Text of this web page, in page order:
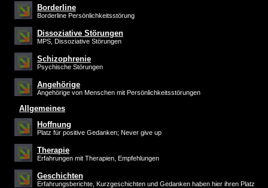
Borderline
Borderline Persönlichkeitsstörung
Dissoziative Störungen
MPS, Dissoziative Störungen
Schizophrenie
Psychische Störungen
Angehörige
Angehörige von Menschen mit Persönlichkeitsstörungen
Allgemeines
Hoffnung
Platz für positive Gedanken; Never give up
Therapie
Erfahrungen mit Therapien, Empfehlungen
Geschichten
Erfahrungsberichte, Kurzgeschichten und Gedanken haben hier ihren Platz